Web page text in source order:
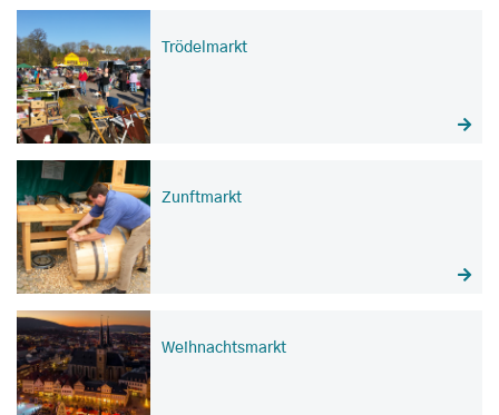
Trödelmarkt
Zunftmarkt
Weihnachtsmarkt